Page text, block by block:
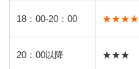
18：00-20：00 ★★★★
20：00以降 ★★★